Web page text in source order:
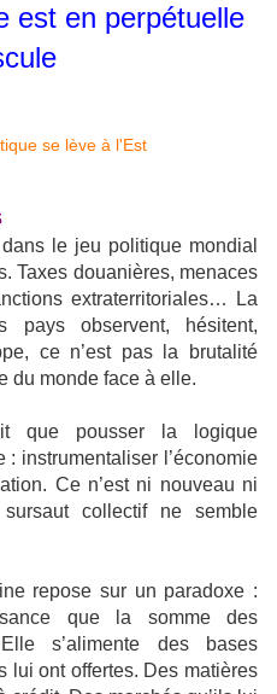
est en perpétuelle
le jeu politique mondial
Taxes douanières, menaces
extraterritoriales… La
pays observent, hésitent,
ce n’est pas la brutalité
du monde face à elle.
que pousser la logique
instrumentaliser l’économie
Ce n’est ni nouveau ni
collectif ne semble
repose sur un paradoxe :
que la somme des
s’alimente des bases
lui ont offertes. Des matières